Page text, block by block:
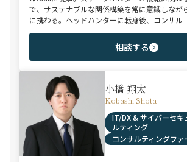
で、サステナブルな関係構築を常に意識しなが
に携わる。ヘッドハンターに転身後、コンサル
FAS）、総合商社、投資銀行、大手事業会社を
領域で、若手～エグゼクティブまでご支援実績
相談する
小橋 翔太
Kobashi Shota
IT/DX & サイバーセキ
ルティング
コンサルティングファ